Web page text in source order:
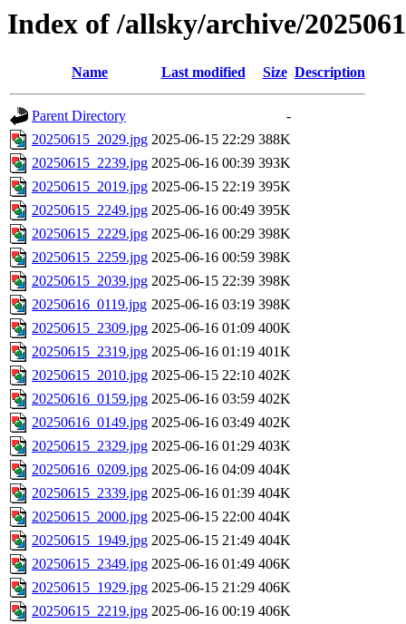
Index of /allsky/archive/
Name Last modified Size Description
Parent Directory
-
20250615_2029.jpg 2025-06-15 22:29 388K
20250615_2239.jpg 2025-06-16 00:39 393K
20250615_2019.jpg 2025-06-15 22:19 395K
20250615_2249.jpg 2025-06-16 00:49 395K
20250615_2229.jpg 2025-06-16 00:29 398K
20250615_2259.jpg 2025-06-16 00:59 398K
20250615_2039.jpg 2025-06-15 22:39 398K
20250616_0119.jpg 2025-06-16 03:19 398K
20250615_2309.jpg 2025-06-16 01:09 400K
20250615_2319.jpg 2025-06-16 01:19 401K
20250615_2010.jpg 2025-06-15 22:10 402K
20250616_0159.jpg 2025-06-16 03:59 402K
20250616_0149.jpg 2025-06-16 03:49 402K
20250615_2329.jpg 2025-06-16 01:29 403K
20250616_0209.jpg 2025-06-16 04:09 404K
20250615_2339.jpg 2025-06-16 01:39 404K
20250615_2000.jpg 2025-06-15 22:00 404K
20250615_1949.jpg 2025-06-15 21:49 404K
20250615_2349.jpg 2025-06-16 01:49 406K
20250615_1929.jpg 2025-06-15 21:29 406K
20250615_2219.jpg 2025-06-16 00:19 406K